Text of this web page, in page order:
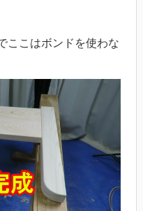
ここはボンドを使わな